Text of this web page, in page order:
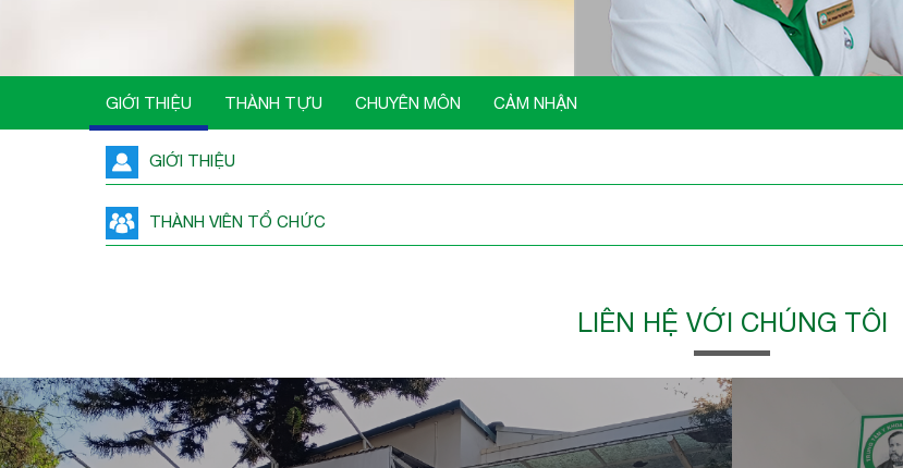
GIỚI THIỆU THÀNH TỰU CHUYÊN MÔN CẢM NHẬN
GIỚI THIỆU
THÀNH VIÊN TỔ CHỨC
LIÊN HỆ VỚI CHÚNG TÔI